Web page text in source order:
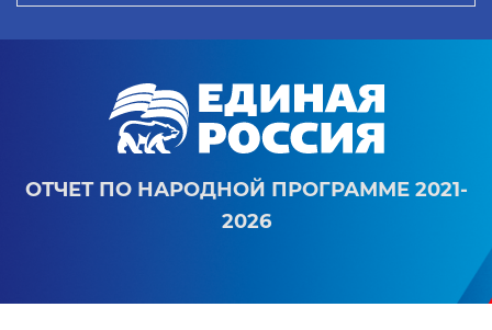
ОТЧЕТ ПО НАРОДНОЙ ПРОГРАММЕ 2021-
2026